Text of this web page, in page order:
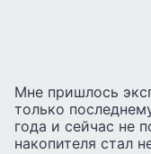
Мне пришлось
только
года и сейчас не
накопителя стал